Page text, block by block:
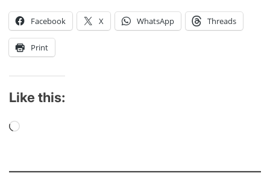
Facebook X WhatsApp Threads
Print
Like this:
Loading…